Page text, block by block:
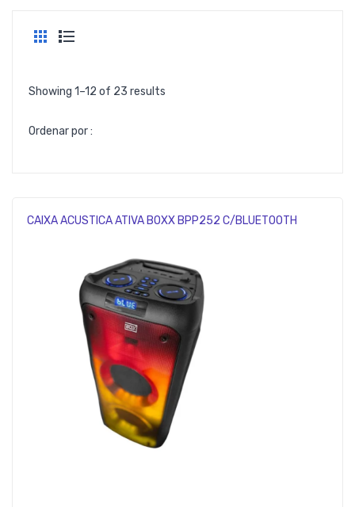
Showing 1–12 of 23 results
Ordenar por :
CAIXA ACUSTICA ATIVA BOXX BPP252 C/BLUETOOTH